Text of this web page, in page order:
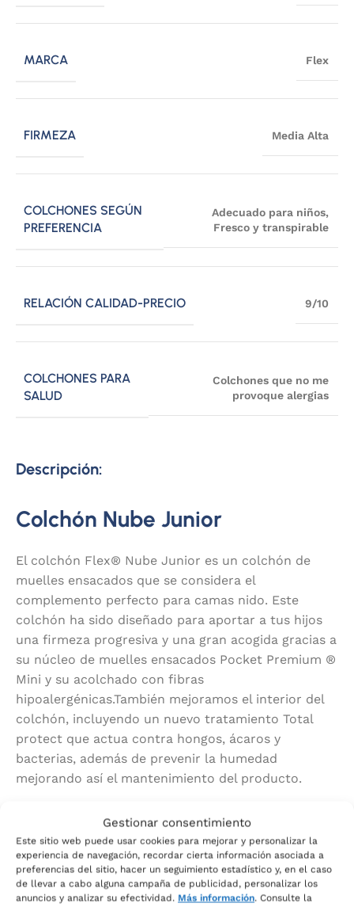
Gestionar consentimiento
Este sitio web puede usar cookies para mejorar y personalizar la
experiencia de navegación, recordar cierta información asociada a
preferencias del sitio, hacer un seguimiento estadístico y, en el caso
de llevar a cabo alguna campaña de publicidad, personalizar los
anuncios y analizar su efectividad. Más información. Consulte la
MARCA Flex
FIRMEZA Media Alta
COLCHONES SEGÚN
PREFERENCIA
Adecuado para niños,
Fresco y transpirable
RELACIÓN CALIDAD-PRECIO 9/10
COLCHONES PARA
SALUD
Colchones que no me
provoque alergias
Descripción:
Colchón Nube Junior
El colchón Flex® Nube Junior es un colchón de
muelles ensacados que se considera el
complemento perfecto para camas nido. Este
colchón ha sido diseñado para aportar a tus hijos
una firmeza progresiva y una gran acogida gracias a
su núcleo de muelles ensacados Pocket Premium ®
Mini y su acolchado con fibras
hipoalergénicas.También mejoramos el interior del
colchón, incluyendo un nuevo tratamiento Total
protect que actua contra hongos, ácaros y
bacterias, además de prevenir la humedad
mejorando así el mantenimiento del producto.
Se fabrica en 2 alturas: 19-20 cm (Nube Junior-A) y
16-17 cm (Nube Junior-B).
Muelles ensacados: